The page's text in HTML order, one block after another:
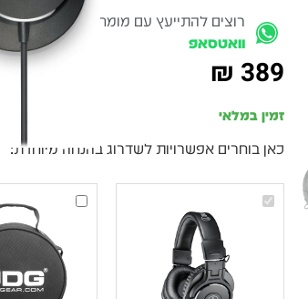
רוצים להתייעץ עם מומחה לפני
וואטסאפ
₪ 389
זמין במלאי
כאן בוחרים אפשרויות לשדרוג בהנחה מיוחדת:
Audio-
UDG
Headphone
Black
קייס
אוזניות